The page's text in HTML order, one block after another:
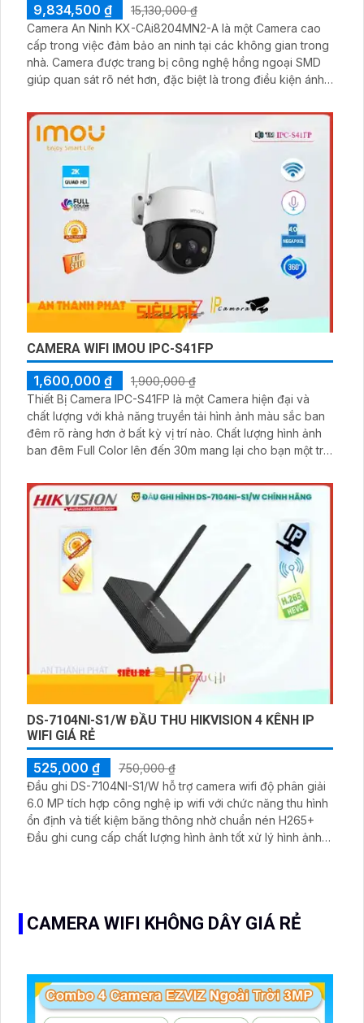
9,834,500 ₫
15,130,000 ₫
Camera An Ninh KX-CAi8204MN2-A là một Camera cao
cấp trong việc đảm bảo an ninh tại các không gian trong
nhà. Camera được trang bị công nghệ hồng ngoại SMD
giúp quan sát rõ nét hơn, đặc biệt là trong điều kiện ánh
nâng cao với hồng ngoại có tầm xa lên đến 40m. Thiết kế
mỹ thuật dạng dome kim loại của camera tạo sự sang
trọng và chắc chắn
CAMERA WIFI IMOU IPC-S41FP
1,600,000 ₫
1,900,000 ₫
Thiết Bị Camera IPC-S41FP là một Camera hiện đại và
chất lượng với khả năng truyền tải hình ảnh màu sắc ban
đêm rõ ràng hơn ở bất kỳ vị trí nào. Chất lượng hình ảnh
ban đêm Full Color lên đến 30m mang lại cho bạn một trải
camera này có thể hoạt động ổn định trong mọi điều kiện
thời tiết
DS-7104NI-S1/W ĐẦU THU HIKVISION 4 KÊNH IP
WIFI GIÁ RẺ
525,000 ₫
750,000 ₫
Đầu ghi DS-7104NI-S1/W hỗ trợ camera wifi độ phân giải
6.0 MP tích hợp công nghệ ip wifi với chức năng thu hình
ổn định và tiết kiệm băng thông nhờ chuẩn nén H265+
Đầu ghi cung cấp chất lượng hình ảnh tốt xử lý hình ảnh
CAMERA WIFI KHÔNG DÂY GIÁ RẺ